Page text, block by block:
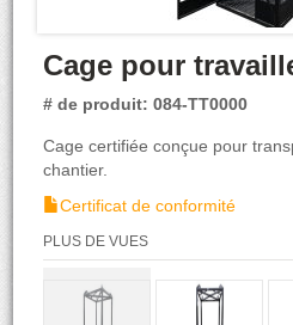
Cage pour
# de produit: 084-TT0000
Cage certifiée conçue pour
chantier.
Certificat de conformité
PLUS DE VUES